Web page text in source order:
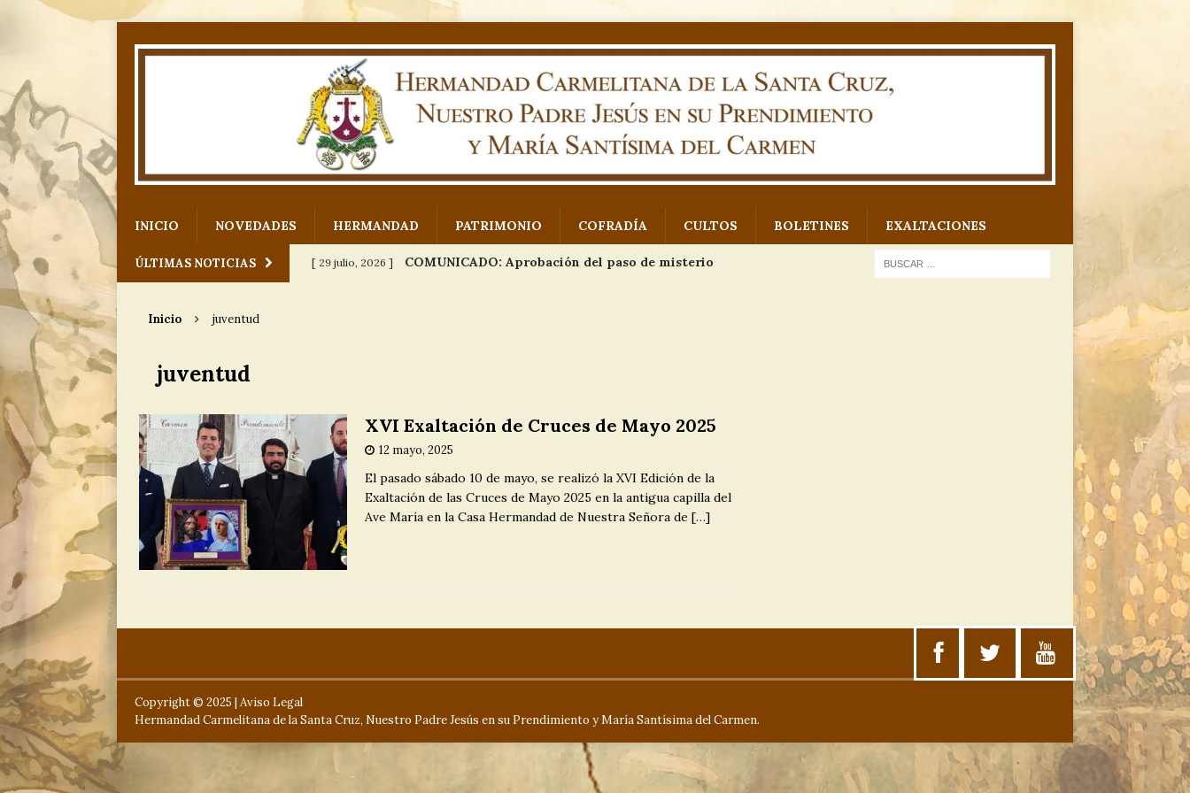
INICIO NOVEDADES HERMANDAD PATRIMONIO COFRADÍA CULTOS BOLETINES EXALTACIONES
ÚLTIMAS NOTICIAS [ 29 julio, 2026 ] COMUNICADO: Aprobación del paso de misterio
[ 29 junio, 2026 ] Solemne Función, Triduo y Besamanos en Honor
a María Santísima del Carmen 2026 CULTOS
[ 5 agosto, 2026 ] Información cuota extraordinaria NOTICIAS
Inicio juventud
juventud
XVI Exaltación de Cruces de Mayo 2025
12 mayo, 2025
El pasado sábado 10 de mayo, se realizó la XVI Edición de la
Exaltación de las Cruces de Mayo 2025 en la antigua capilla del
Ave María en la Casa Hermandad de Nuestra Señora de […]
Copyright © 2025 | Aviso Legal
Hermandad Carmelitana de la Santa Cruz, Nuestro Padre Jesús en su Prendimiento y María Santísima del Carmen.